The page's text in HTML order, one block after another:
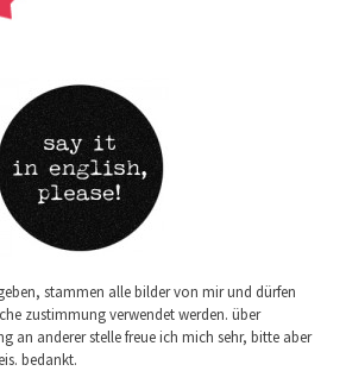
stammen alle bilder von mir und dürfen
zustimmung verwendet werden. über
an anderer stelle freue ich mich sehr, bitte aber
bedankt.